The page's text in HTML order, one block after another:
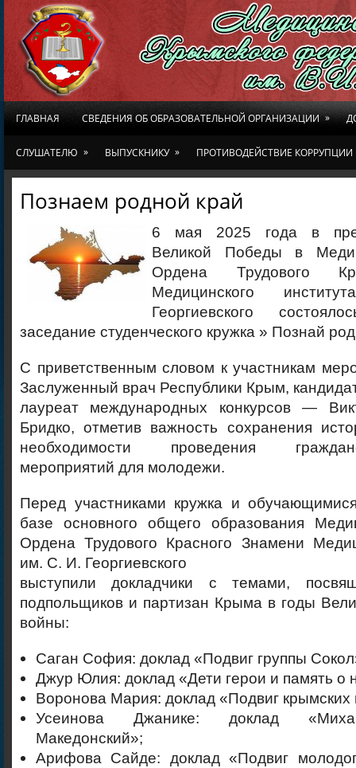
ГЛАВНАЯ СВЕДЕНИЯ ОБ ОБРАЗОВАТЕЛЬНОЙ ОРГАНИЗАЦИИ »
СЛУШАТЕЛЮ » ВЫПУСКНИКУ » ПРОТИВОДЕЙСТВИЕ КОРРУПЦИИ
Познаем родной край
6 мая 2025 года в
Великой Победы в
Ордена Трудового
Медицинского
Георгиевского
заседание студенческого кружка » Познай
С приветственным словом к участникам
Заслуженный врач Республики Крым,
лауреат международных конкурсов —
Бридко, отметив важность сохранения
необходимости проведения
мероприятий для молодежи.
Перед участниками кружка и
базе основного общего образования
Ордена Трудового Красного Знамени
им. С. И. Георгиевского
выступили докладчики с темами,
подпольщиков и партизан Крыма в годы
войны:
Саган София: доклад «Подвиг группы
Джур Юлия: доклад «Дети герои и память о
Воронова Мария: доклад «Подвиг крымских
Усеинова Джанике: доклад
Македонский»;
Арифова Сайде: доклад «Подвиг